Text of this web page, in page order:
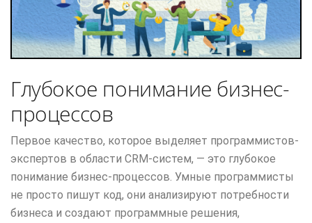
Глубокое понимание бизнес-
процессов
Первое качество, которое выделяет программистов-
экспертов в области CRM-систем, — это глубокое
понимание бизнес-процессов. Умные программисты
не просто пишут код, они анализируют потребности
бизнеса и создают программные решения,